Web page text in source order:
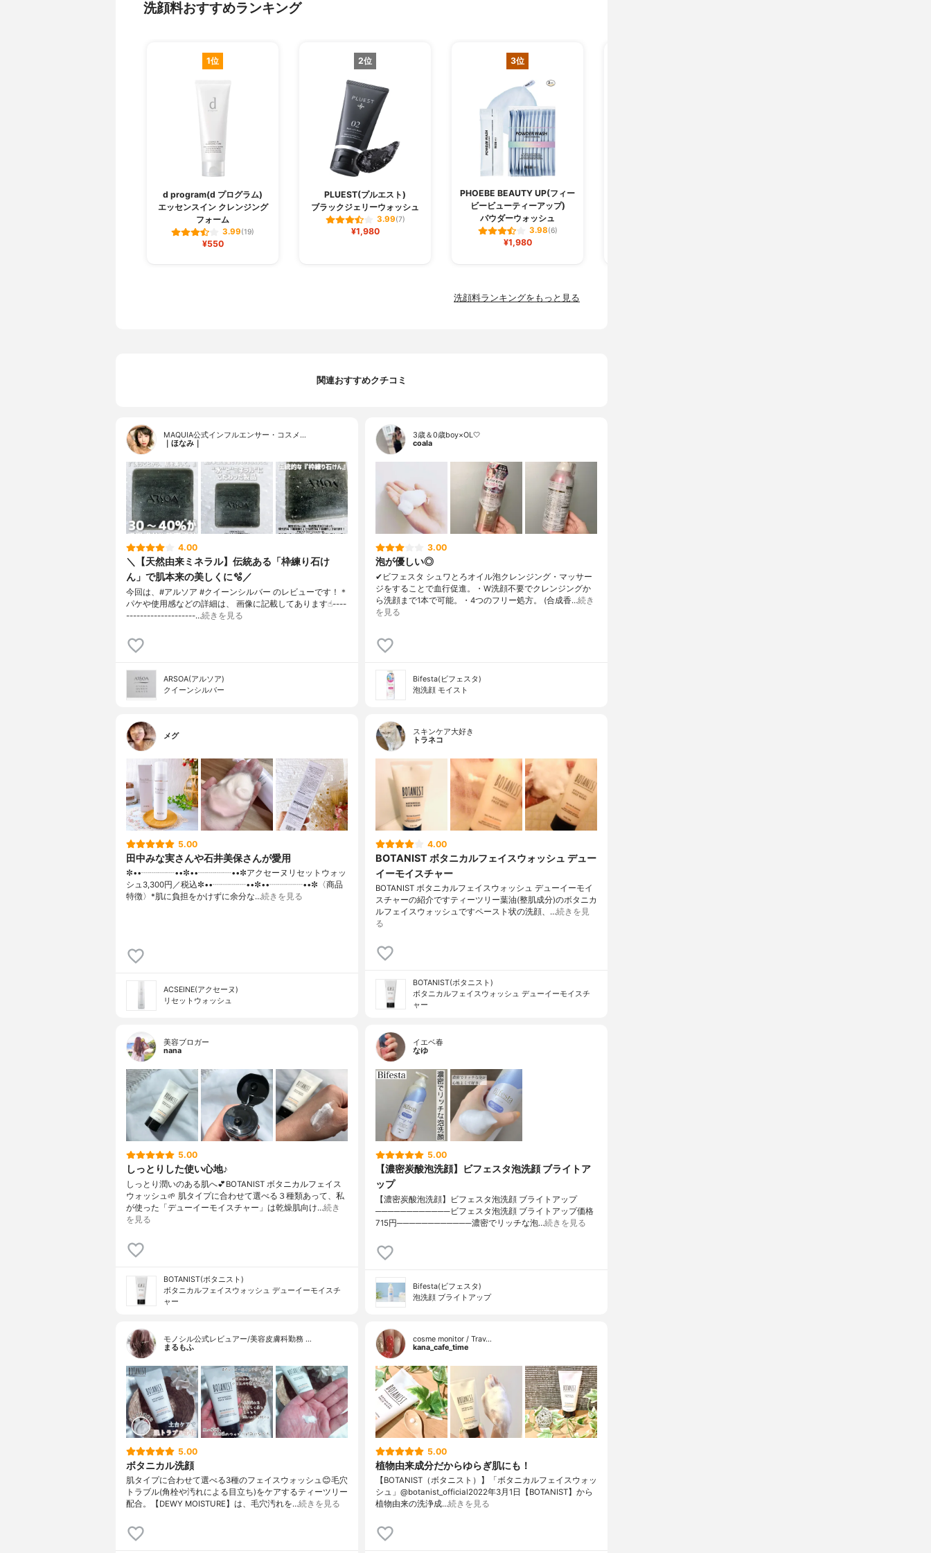
洗顔料おすすめランキング
1位
d program(d プログラム)
エッセンスイン クレンジング
フォーム
3.99(19)
¥550
2位
PLUEST(プルエスト)
ブラックジェリーウォッシュ
3.99(7)
¥1,980
3位
PHOEBE BEAUTY UP(フィー
ビービューティーアップ)
パウダーウォッシュ
3.98(6)
¥1,980
洗顔料ランキングをもっと見る
関連おすすめクチコミ
MAQUIA公式インフルエンサー・コスメ…
｜ほなみ｜
4.00
＼【天然由来ミネラル】伝統ある「枠練り石け
ん」で肌本来の美しくに🫧／
今回は、#アルソア #クイーンシルバー のレビューです！＊
パケや使用感などの詳細は、 画像に記載してあります☝︎----
--------------------…続きを見る
ARSOA(アルソア)
クイーンシルバー
3歳＆0歳boy×OL🤍
coala
3.00
泡が優しい◎
✔︎ビフェスタ シュワとろオイル泡クレンジング・マッサー
ジをすることで血行促進。・W洗顔不要でクレンジングか
ら洗顔まで1本で可能。・4つのフリー処方。 (合成香…続き
を見る
Bifesta(ビフェスタ)
泡洗顔 モイスト
メグ
5.00
田中みな実さんや石井美保さんが愛用
✼••┈┈┈┈••✼••┈┈┈┈••✼アクセーヌリセットウォッ
シュ3,300円／税込✼••┈┈┈┈••✼••┈┈┈┈••✼〈商品
特徴〉*肌に負担をかけずに余分な…続きを見る
ACSEINE(アクセーヌ)
リセットウォッシュ
スキンケア大好き
トラネコ
4.00
BOTANIST ボタニカルフェイスウォッシュ デュー
イーモイスチャー
BOTANIST ボタニカルフェイスウォッシュ デューイーモイ
スチャーの紹介ですティーツリー葉油(整肌成分)のボタニカ
ルフェイスウォッシュですペースト状の洗顔、…続きを見
る
BOTANIST(ボタニスト)
ボタニカルフェイスウォッシュ デューイーモイスチ
ャー
美容ブロガー
nana
5.00
しっとりした使い心地♪
しっとり潤いのある肌へ💕BOTANIST ボタニカルフェイス
ウォッシュ🌱 肌タイプに合わせて選べる３種類あって、私
が使った「デューイーモイスチャー」は乾燥肌向け…続き
を見る
BOTANIST(ボタニスト)
ボタニカルフェイスウォッシュ デューイーモイスチ
ャー
イエベ春
なゆ
5.00
【濃密炭酸泡洗顔】ビフェスタ泡洗顔 ブライトア
ップ
【濃密炭酸泡洗顔】ビフェスタ泡洗顔 ブライトアップ
────────────ビフェスタ泡洗顔 ブライトアップ価格
715円────────────濃密でリッチな泡…続きを見る
Bifesta(ビフェスタ)
泡洗顔 ブライトアップ
モノシル公式レビュアー/美容皮膚科勤務 …
まるもふ
5.00
ボタニカル洗顔
肌タイプに合わせて選べる3種のフェイスウォッシュ😊毛穴
トラブル(角栓や汚れによる目立ち)をケアするティーツリー
配合。【DEWY MOISTURE】は、毛穴汚れを…続きを見る
cosme monitor / Trav…
kana_cafe_time
5.00
植物由来成分だからゆらぎ肌にも！
【BOTANIST（ボタニスト）】「ボタニカルフェイスウォッ
シュ」@botanist_official2022年3月1日【BOTANIST】から
植物由来の洗浄成…続きを見る